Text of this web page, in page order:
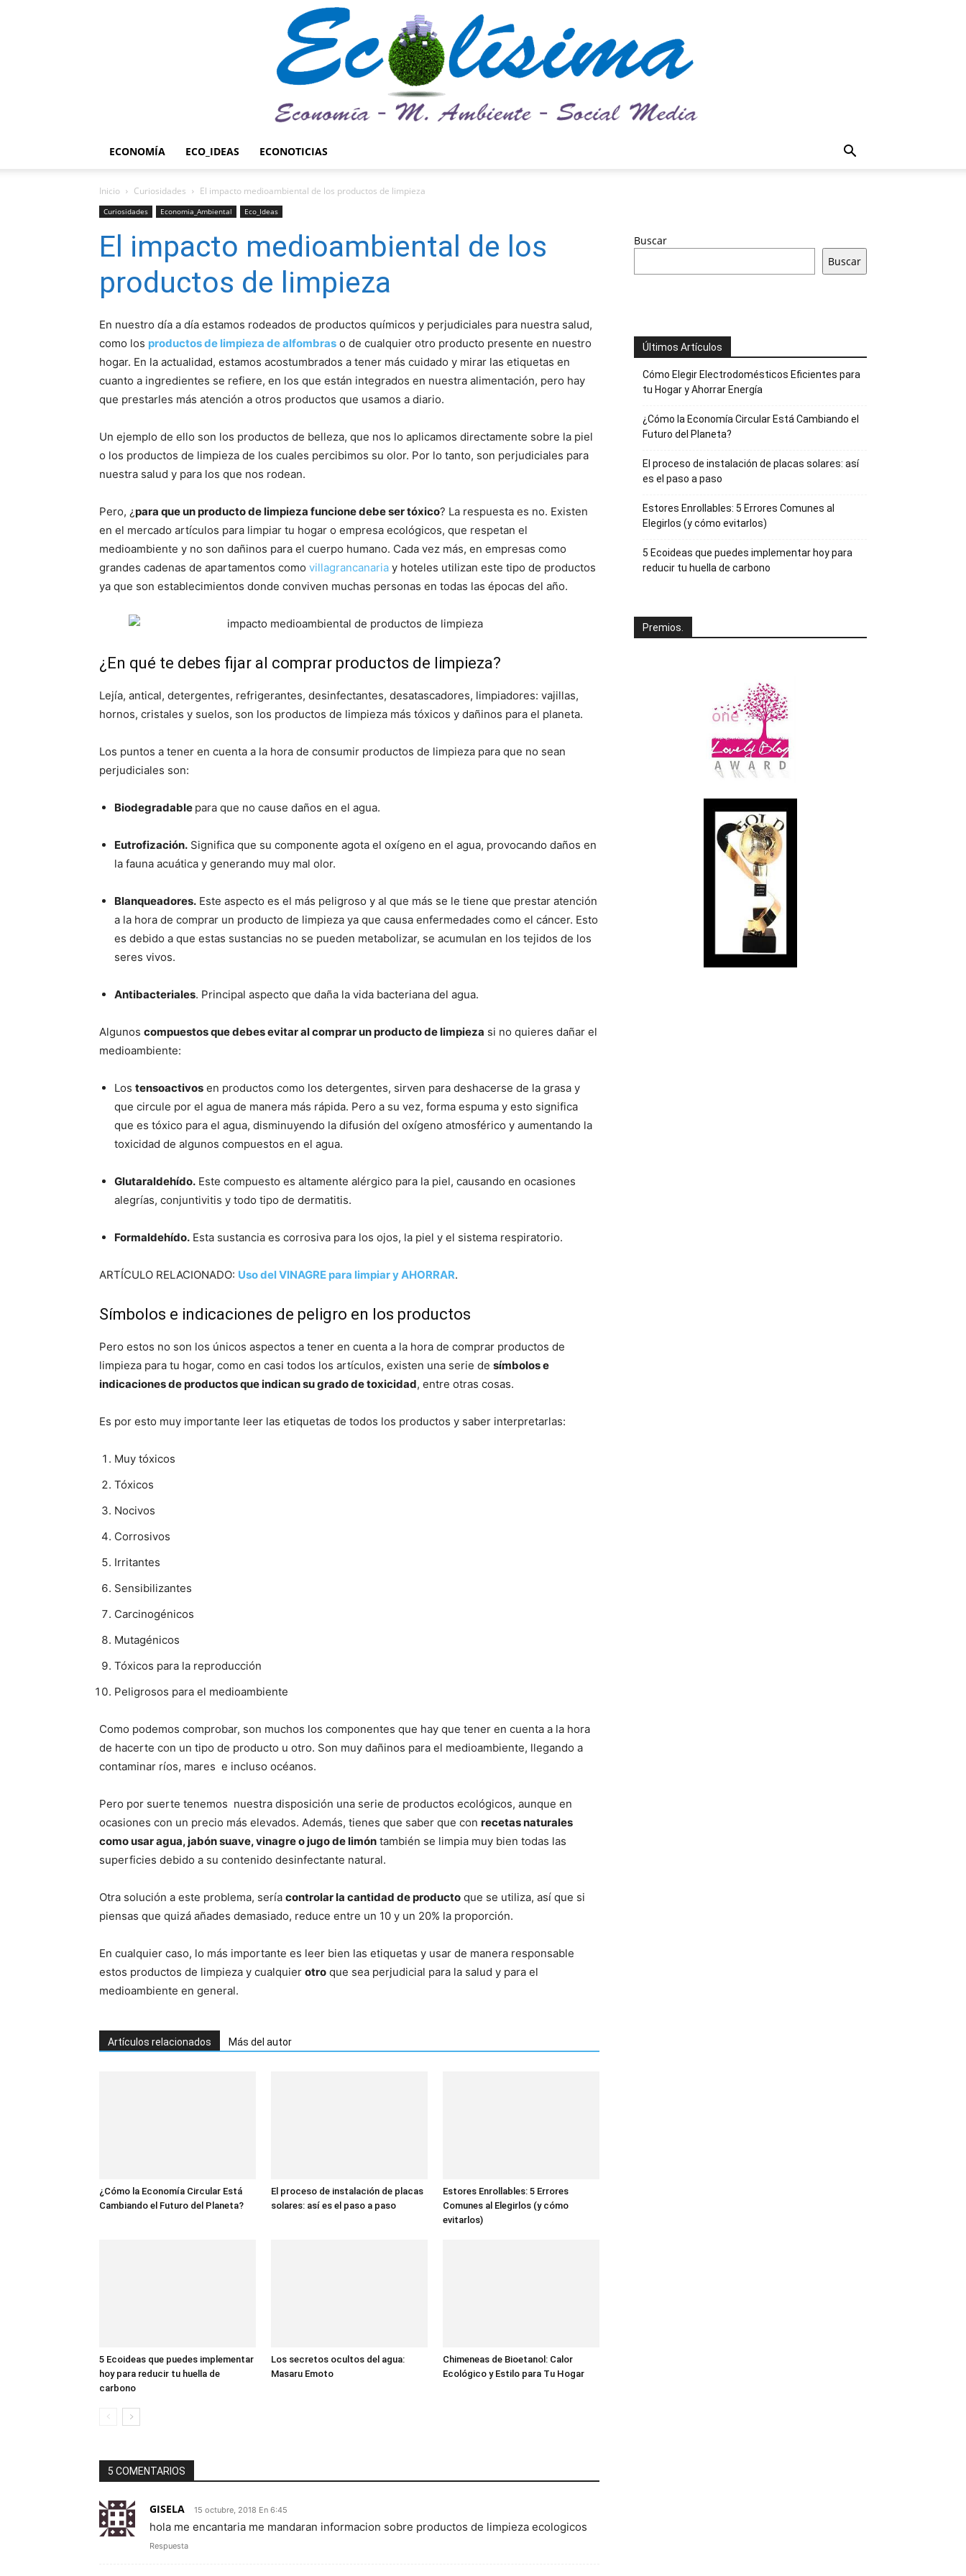
ambiente
y
economia.
ECONOMÍA ECO_IDEAS ECONOTICIAS
Inicio Curiosidades El impacto medioambiental de los productos de limpieza
Curiosidades Economia_Ambiental Eco_Ideas
El impacto medioambiental de los
productos de limpieza
En nuestro día a día estamos rodeados de productos químicos y perjudiciales para nuestra salud,
como los productos de limpieza de alfombras o de cualquier otro producto presente en nuestro
hogar. En la actualidad, estamos acostumbrados a tener más cuidado y mirar las etiquetas en
cuanto a ingredientes se refiere, en los que están integrados en nuestra alimentación, pero hay
que prestarles más atención a otros productos que usamos a diario.
Un ejemplo de ello son los productos de belleza, que nos lo aplicamos directamente sobre la piel
o los productos de limpieza de los cuales percibimos su olor. Por lo tanto, son perjudiciales para
nuestra salud y para los que nos rodean.
Pero, ¿para que un producto de limpieza funcione debe ser tóxico? La respuesta es no. Existen
en el mercado artículos para limpiar tu hogar o empresa ecológicos, que respetan el
medioambiente y no son dañinos para el cuerpo humano. Cada vez más, en empresas como
grandes cadenas de apartamentos como villagrancanaria y hoteles utilizan este tipo de productos
ya que son establecimientos donde conviven muchas personas en todas las épocas del año.
¿En qué te debes fijar al comprar productos de limpieza?
Lejía, antical, detergentes, refrigerantes, desinfectantes, desatascadores, limpiadores: vajillas,
hornos, cristales y suelos, son los productos de limpieza más tóxicos y dañinos para el planeta.
Los puntos a tener en cuenta a la hora de consumir productos de limpieza para que no sean
perjudiciales son:
Biodegradable para que no cause daños en el agua.
Eutrofización. Significa que su componente agota el oxígeno en el agua, provocando daños en
la fauna acuática y generando muy mal olor.
Blanqueadores. Este aspecto es el más peligroso y al que más se le tiene que prestar atención
a la hora de comprar un producto de limpieza ya que causa enfermedades como el cáncer. Esto
es debido a que estas sustancias no se pueden metabolizar, se acumulan en los tejidos de los
seres vivos.
Antibacteriales. Principal aspecto que daña la vida bacteriana del agua.
Algunos compuestos que debes evitar al comprar un producto de limpieza si no quieres dañar el
medioambiente:
Los tensoactivos en productos como los detergentes, sirven para deshacerse de la grasa y
que circule por el agua de manera más rápida. Pero a su vez, forma espuma y esto significa
que es tóxico para el agua, disminuyendo la difusión del oxígeno atmosférico y aumentando la
toxicidad de algunos compuestos en el agua.
Glutaraldehído. Este compuesto es altamente alérgico para la piel, causando en ocasiones
alegrías, conjuntivitis y todo tipo de dermatitis.
Formaldehído. Esta sustancia es corrosiva para los ojos, la piel y el sistema respiratorio.
ARTÍCULO RELACIONADO: Uso del VINAGRE para limpiar y AHORRAR.
Símbolos e indicaciones de peligro en los productos
Pero estos no son los únicos aspectos a tener en cuenta a la hora de comprar productos de
limpieza para tu hogar, como en casi todos los artículos, existen una serie de símbolos e
indicaciones de productos que indican su grado de toxicidad, entre otras cosas.
Es por esto muy importante leer las etiquetas de todos los productos y saber interpretarlas:
Muy tóxicos
Tóxicos
Nocivos
Corrosivos
Irritantes
Sensibilizantes
Carcinogénicos
Mutagénicos
Tóxicos para la reproducción
Peligrosos para el medioambiente
Como podemos comprobar, son muchos los componentes que hay que tener en cuenta a la hora
de hacerte con un tipo de producto u otro. Son muy dañinos para el medioambiente, llegando a
contaminar ríos, mares e incluso océanos.
Pero por suerte tenemos nuestra disposición una serie de productos ecológicos, aunque en
ocasiones con un precio más elevados. Además, tienes que saber que con recetas naturales
como usar agua, jabón suave, vinagre o jugo de limón también se limpia muy bien todas las
superficies debido a su contenido desinfectante natural.
Otra solución a este problema, sería controlar la cantidad de producto que se utiliza, así que si
piensas que quizá añades demasiado, reduce entre un 10 y un 20% la proporción.
En cualquier caso, lo más importante es leer bien las etiquetas y usar de manera responsable
estos productos de limpieza y cualquier otro que sea perjudicial para la salud y para el
medioambiente en general.
Artículos relacionados Más del autor
¿Cómo la Economía Circular Está
Cambiando el Futuro del Planeta?
El proceso de instalación de placas
solares: así es el paso a paso
Estores Enrollables: 5 Errores
Comunes al Elegirlos (y cómo
evitarlos)
5 Ecoideas que puedes implementar
hoy para reducir tu huella de
carbono
Los secretos ocultos del agua:
Masaru Emoto
Chimeneas de Bioetanol: Calor
Ecológico y Estilo para Tu Hogar
5 COMENTARIOS
GISELA 15 octubre, 2018 En 6:45
hola me encantaria me mandaran informacion sobre productos de limpieza ecologicos
Respuesta
Buscar
Buscar
Últimos Artículos
Cómo Elegir Electrodomésticos Eficientes para
tu Hogar y Ahorrar Energía
¿Cómo la Economía Circular Está Cambiando el
Futuro del Planeta?
El proceso de instalación de placas solares: así
es el paso a paso
Estores Enrollables: 5 Errores Comunes al
Elegirlos (y cómo evitarlos)
5 Ecoideas que puedes implementar hoy para
reducir tu huella de carbono
Premios.